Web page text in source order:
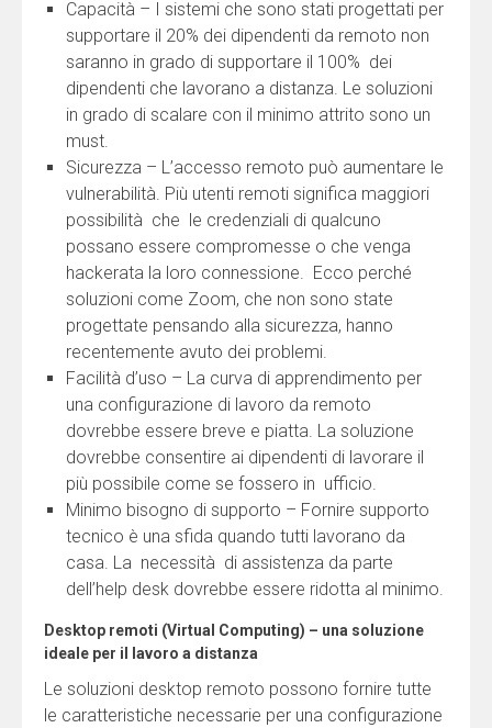
Capacità – I sistemi che sono stati progettati per
supportare il 20% dei dipendenti da remoto non
saranno in grado di supportare il 100% dei
dipendenti che lavorano a distanza. Le soluzioni
in grado di scalare con il minimo attrito sono un
must.
Sicurezza – L’accesso remoto può aumentare le
vulnerabilità. Più utenti remoti significa maggiori
possibilità che le credenziali di qualcuno
possano essere compromesse o che venga
hackerata la loro connessione. Ecco perché
soluzioni come Zoom, che non sono state
progettate pensando alla sicurezza, hanno
recentemente avuto dei problemi.
Facilità d’uso – La curva di apprendimento per
una configurazione di lavoro da remoto
dovrebbe essere breve e piatta. La soluzione
dovrebbe consentire ai dipendenti di lavorare il
più possibile come se fossero in ufficio.
Minimo bisogno di supporto – Fornire supporto
tecnico è una sfida quando tutti lavorano da
casa. La necessità di assistenza da parte
dell’help desk dovrebbe essere ridotta al minimo.
Desktop remoti (Virtual Computing) – una soluzione
ideale per il lavoro a distanza
Le soluzioni desktop remoto possono fornire tutte
le caratteristiche necessarie per una configurazione